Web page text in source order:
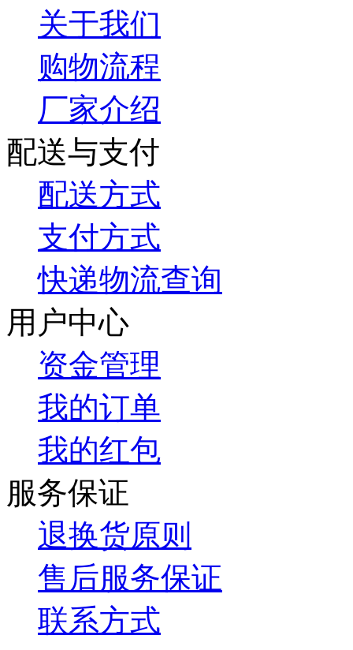
关于我们
购物流程
厂家介绍
配送与支付
配送方式
支付方式
快递物流查询
用户中心
资金管理
我的订单
我的红包
服务保证
退换货原则
售后服务保证
联系方式